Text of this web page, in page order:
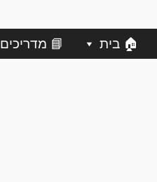
🏠 בית 📘 מדריכים